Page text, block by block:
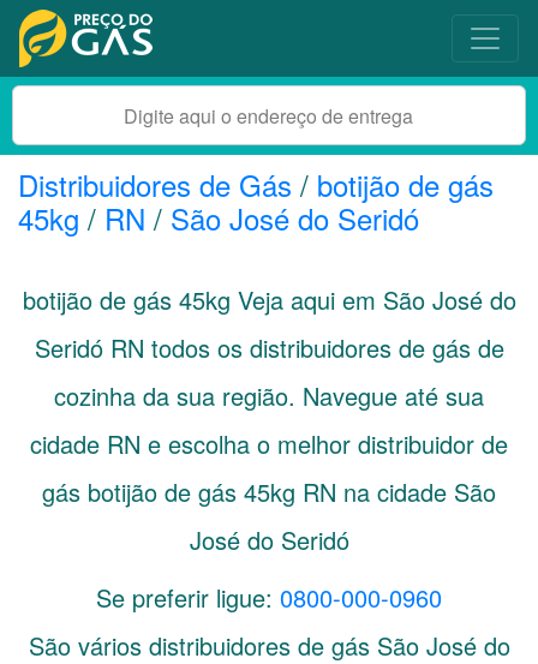
Distribuidores de Gás / botijão de gás
45kg / RN / São José do Seridó
botijão de gás 45kg Veja aqui em São José do
Seridó RN todos os distribuidores de gás de
cozinha da sua região. Navegue até sua
cidade RN e escolha o melhor distribuidor de
gás botijão de gás 45kg RN na cidade São
José do Seridó
Se preferir ligue: 0800-000-0960
São vários distribuidores de gás São José do